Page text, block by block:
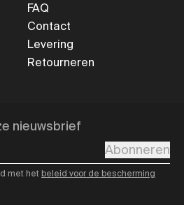
FAQ
Contact
Levering
Retourneren
nieuwsbrief
Abonneren
met het beleid voor de bescherming